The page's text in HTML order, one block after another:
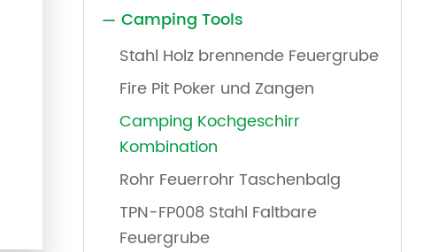
 Camping Tools
Stahl Holz brennende Feuergrube
Fire Pit Poker und Zangen
Camping Kochgeschirr
Kombination
Rohr Feuerrohr Taschenbalg
TPN-FP008 Stahl Faltbare
Feuergrube